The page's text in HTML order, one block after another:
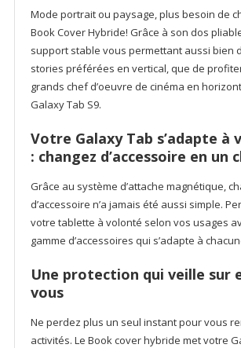
Mode portrait ou paysage, plus besoin de
Book Cover Hybride! Grâce à son dos
support stable vous permettant aussi bien
stories préférées en vertical, que de
grands chef d’oeuvre de cinéma en
Galaxy Tab S9.
Votre Galaxy Tab s’adapte à
: changez d’accessoire en un
Grâce au système d’attache magnétique,
d’accessoire n’a jamais été aussi simple.
votre tablette à volonté selon vos usages
gamme d’accessoires qui s’adapte à
Une protection qui veille sur
vous
Ne perdez plus un seul instant pour vous
activités. Le Book cover hybride met votre